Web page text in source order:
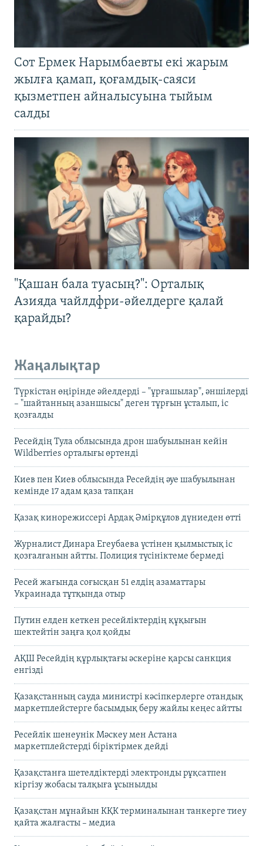
Сот Ермек Нарымбаевты екі жарым
жылға қамап, қоғамдық-саяси
қызметпен айналысуына тыйым
салды
"Қашан бала туасың?": Орталық
Азияда чайлдфри-әйелдерге қалай
қарайды?
Жаңалықтар
Түркістан өңірінде әйелдерді – "ұрғашылар", әншілерді
– "шайтанның азаншысы" деген тұрғын ұсталып, іс
қозғалды
Ресейдің Тула облысында дрон шабуылынан кейін
Wildberries орталығы өртенді
Киев пен Киев облысында Ресейдің әуе шабуылынан
кемінде 17 адам қаза тапқан
Қазақ кинорежиссері Ардақ Әмірқұлов дүниеден өтті
Журналист Динара Егеубаева үстінен қылмыстық іс
қозғалғанын айтты. Полиция түсініктеме бермеді
Ресей жағында соғысқан 51 елдің азаматтары
Украинада тұтқында отыр
Путин елден кеткен ресейліктердің құқығын
шектейтін заңға қол қойды
АҚШ Ресейдің құрлықтағы әскеріне қарсы санкция
енгізді
Қазақстанның сауда министрі кәсіпкерлерге отандық
маркетплейстерге басымдық беру жайлы кеңес айтты
Ресейлік шенеунік Мәскеу мен Астана
маркетплейстерді біріктірмек дейді
Қазақстанға шетелдіктерді электронды рұқсатпен
кіргізу жобасы талқыға ұсынылды
Қазақстан мұнайын КҚК терминалынан танкерге тиеу
қайта жалғасты – медиа